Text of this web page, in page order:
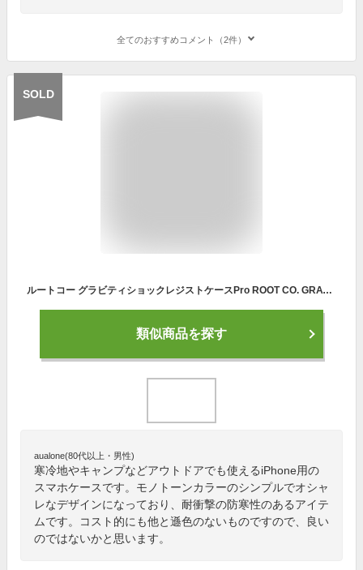
全てのおすすめコメント（2件）
SOLD
ルートコー グラビティショックレジストケースPro ROOT CO. GRAVITY Shock Resist Case Pro. GSP-4316 GSP-4317 iPhone14専用 iPhone14Pro専用 iPhoneケース 携帯ケース スマートフォンケース スマホケース キャンプ アウトドア フェス 【正規品】
類似商品を探す
aualone(80代以上・男性)
寒冷地やキャンプなどアウトドアでも使えるiPhone用の
スマホケースです。モノトーンカラーのシンプルでオシャ
レなデザインになっており、耐衝撃の防寒性のあるアイテ
ムです。コスト的にも他と遜色のないものですので、良い
のではないかと思います。